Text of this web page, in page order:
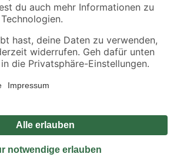
gesetzl. MwSt.. Die dargestellten Angebote sind unter
verfügbar. Die angegebenen Verfügbarkeiten beziehen
reicht.
gilt nicht für Artikel mit Speditionsversand, hier
Impressum
Widerrufsrecht
Vertrag widerrufen